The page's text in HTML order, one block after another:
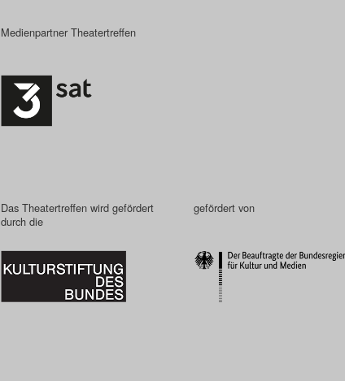
Medienpartner Theatertreffen
Das Theatertreffen wird gefördert
durch die
gefördert von